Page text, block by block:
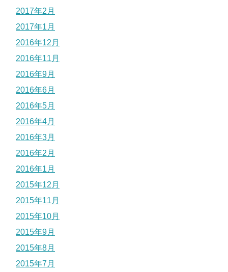
2017年2月
2017年1月
2016年12月
2016年11月
2016年9月
2016年6月
2016年5月
2016年4月
2016年3月
2016年2月
2016年1月
2015年12月
2015年11月
2015年10月
2015年9月
2015年8月
2015年7月